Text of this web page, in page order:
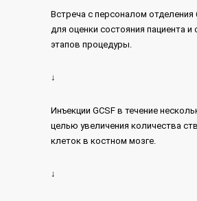
Встреча с персоналом отделения
для оценки состояния пациента и
этапов процедуры.
↓
Инъекции GCSF в течение
целью увеличения количества
клеток в костном мозге.
↓